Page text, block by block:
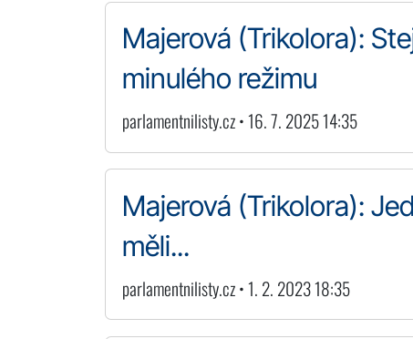
Majerová (Trikolora):
minulého režimu
parlamentnilisty.cz • 16. 7. 2025 14:35
Majerová (Trikolora):
měli...
parlamentnilisty.cz • 1. 2. 2023 18:35